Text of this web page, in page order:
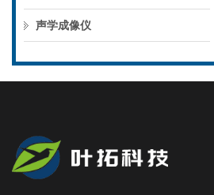
声学成像仪